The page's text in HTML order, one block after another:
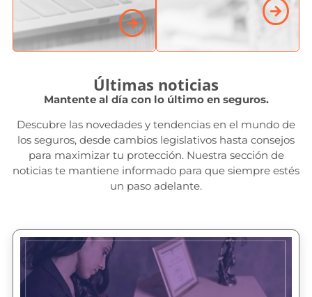
Últimas noticias
Mantente al día con lo último en seguros.
Descubre las novedades y tendencias en el mundo de
los seguros, desde cambios legislativos hasta consejos
para maximizar tu protección. Nuestra sección de
noticias te mantiene informado para que siempre estés
un paso adelante.